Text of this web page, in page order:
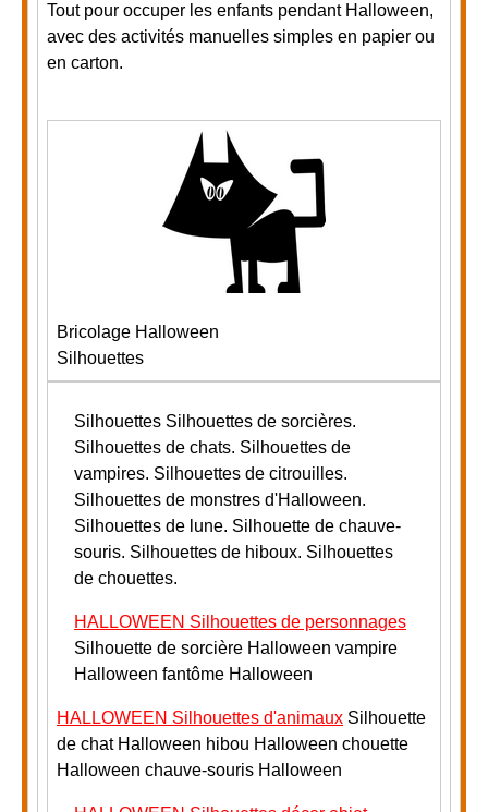
Tout pour occuper les enfants pendant Halloween,
avec des activités manuelles simples en papier ou
en carton.
Bricolage Halloween
Silhouettes
Silhouettes Silhouettes de sorcières.
Silhouettes de chats. Silhouettes de
vampires. Silhouettes de citrouilles.
Silhouettes de monstres d'Halloween.
Silhouettes de lune. Silhouette de chauve-
souris. Silhouettes de hiboux. Silhouettes
de chouettes.
HALLOWEEN Silhouettes de personnages
Silhouette de sorcière Halloween vampire
Halloween fantôme Halloween
HALLOWEEN Silhouettes d'animaux Silhouette
de chat Halloween hibou Halloween chouette
Halloween chauve-souris Halloween